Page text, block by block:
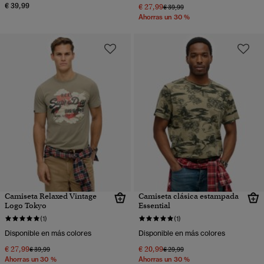
€ 39,99 € 27,99Precio rebajado de
€ 39,99a
Ahorras un 30 %
Camiseta Relaxed Vintage
Logo Tokyo
(1)
Disponible en más colores
€ 27,99Precio rebajado de
€ 39,99a
Ahorras un 30 %
Camiseta clásica estampada
Essential
(1)
Disponible en más colores
€ 20,99Precio rebajado de
€ 29,99a
Ahorras un 30 %